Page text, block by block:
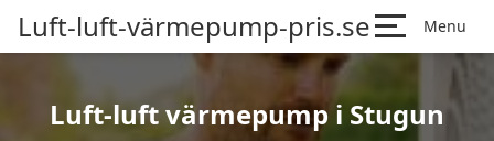
Luft-luft-värmepump-pris.se Menu
Luft-luft värmepump i Stugun